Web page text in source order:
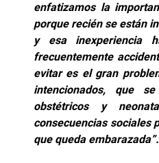
enfatizamos la
porque recién se están
y esa inexperiencia
frecuentemente
evitar es el gran
intencionados, que
obstétricos y
consecuencias sociales
que queda embarazada”.